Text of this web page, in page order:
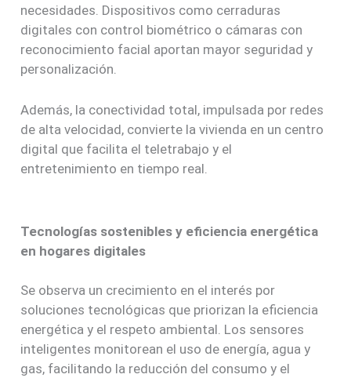
necesidades. Dispositivos como cerraduras
digitales con control biométrico o cámaras con
reconocimiento facial aportan mayor seguridad y
personalización.
Además, la conectividad total, impulsada por redes
de alta velocidad, convierte la vivienda en un centro
digital que facilita el teletrabajo y el
entretenimiento en tiempo real.
Tecnologías sostenibles y eficiencia energética
en hogares digitales
Se observa un crecimiento en el interés por
soluciones tecnológicas que priorizan la eficiencia
energética y el respeto ambiental. Los sensores
inteligentes monitorean el uso de energía, agua y
gas, facilitando la reducción del consumo y el